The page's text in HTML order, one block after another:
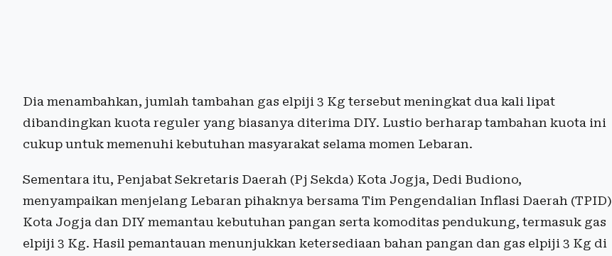
Dia menambahkan, jumlah tambahan gas elpiji 3 Kg tersebut meningkat dua kali lipat
dibandingkan kuota reguler yang biasanya diterima DIY. Lustio berharap tambahan kuota ini
cukup untuk memenuhi kebutuhan masyarakat selama momen Lebaran.
Sementara itu, Penjabat Sekretaris Daerah (Pj Sekda) Kota Jogja, Dedi Budiono,
menyampaikan menjelang Lebaran pihaknya bersama Tim Pengendalian Inflasi Daerah (TPID)
Kota Jogja dan DIY memantau kebutuhan pangan serta komoditas pendukung, termasuk gas
elpiji 3 Kg. Hasil pemantauan menunjukkan ketersediaan bahan pangan dan gas elpiji 3 Kg di